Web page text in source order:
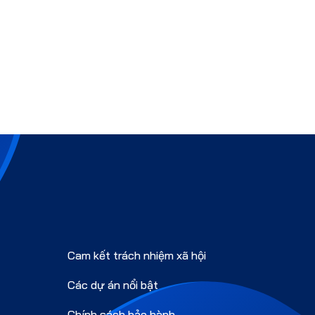
Cam kết trách nhiệm xã hội
Các dự án nổi bật